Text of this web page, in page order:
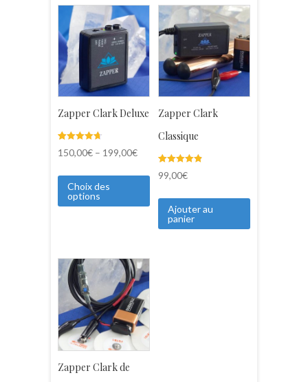
Zapper Clark Deluxe
Noté
4.70
23
client
150,00€ – 199,00€
Choix des
options
Zapper Clark
Classique
Noté
4.88
8
client
99,00€
Ajouter au
panier
Zapper Clark de